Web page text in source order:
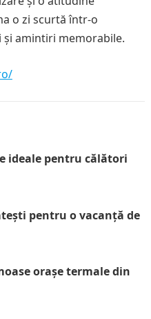
o zi scurtă într-o
amintiri memorabile.
ideale pentru călători
pentru o vacanță de
orașe termale din